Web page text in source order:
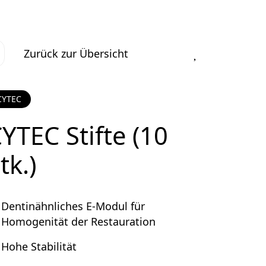
Zurück zur Übersicht
Stifte (10
Dentinähnliches E-Modul für
Homogenität der Restauration
Hohe Stabilität